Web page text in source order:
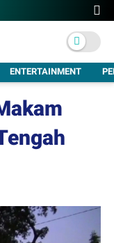
ENTERTAINMENT